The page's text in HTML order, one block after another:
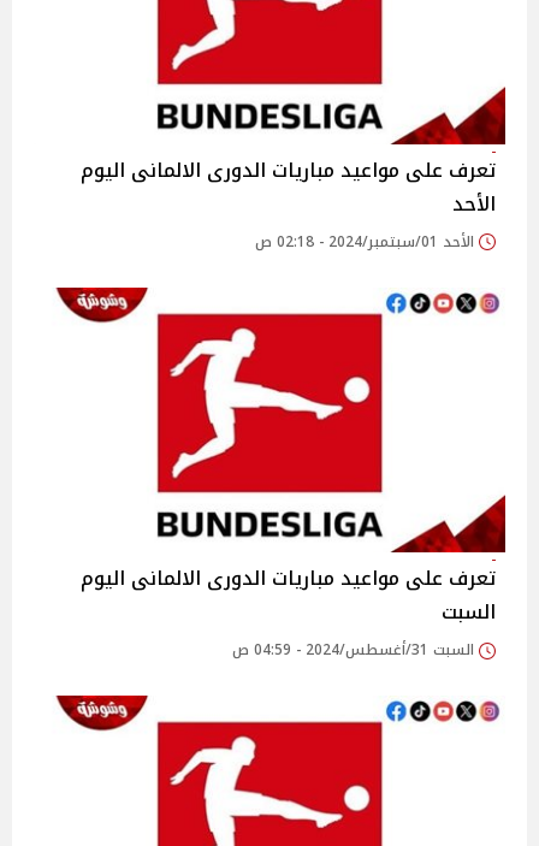
تعرف على مواعيد مباريات الدورى الالمانى اليوم
الأحد
الأحد 01/سبتمبر/2024 - 02:18 ص
تعرف على مواعيد مباريات الدورى الالمانى اليوم
السبت
السبت 31/أغسطس/2024 - 04:59 ص